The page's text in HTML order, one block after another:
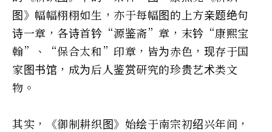
图》幅幅栩栩如生，亦于每幅图的上方亲题绝句
诗一章，各诗首钤“源鉴斋”章，末钤“康熙宝
翰”、“保合太和”印章，皆为赤色，现存于国
家图书馆，成为后人鉴赏研究的珍贵艺术类文
物。
其实，《御制耕织图》始绘于南宗初绍兴年间，